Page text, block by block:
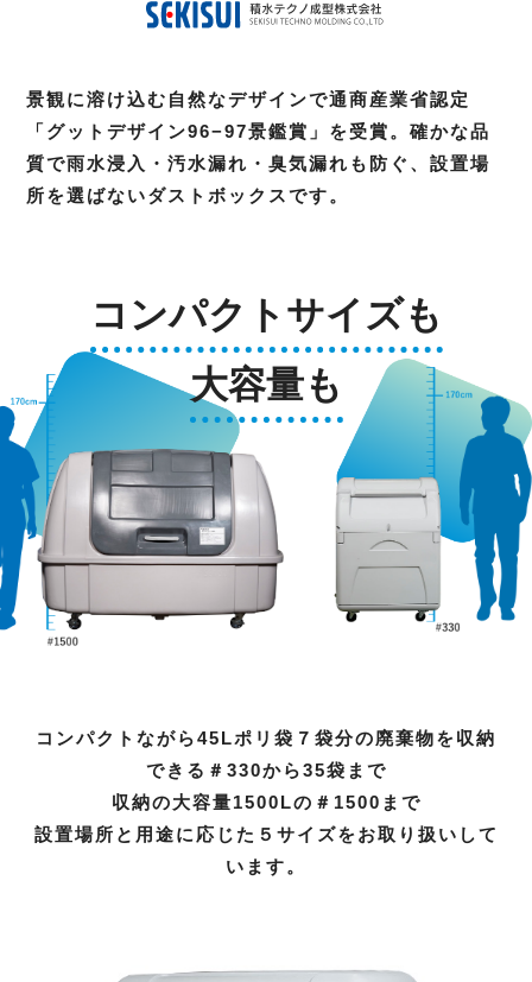
景観に溶け込む自然なデザインで通商産業省認定
「グットデザイン96−97景鑑賞」を受賞。確かな品
質で雨水浸入・汚水漏れ・臭気漏れも防ぐ、設置場
所を選ばないダストボックスです。
コンパクトサイズも
大容量も
コンパクトながら45Lポリ袋７袋分の廃棄物を収納
できる＃330から35袋まで
収納の大容量1500Lの＃1500まで
設置場所と用途に応じた５サイズをお取り扱いして
います。